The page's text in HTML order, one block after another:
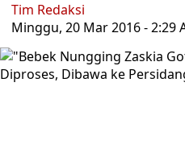
Tim Redaksi
Minggu, 20 Mar 2016 - 2:29